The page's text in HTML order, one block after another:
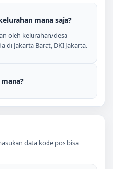
mana saja?
oleh kelurahan/desa
di Jakarta Barat, DKI Jakarta.
data kode pos bisa